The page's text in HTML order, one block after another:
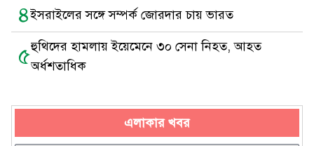
৪ইসরাইলের সঙ্গে সম্পর্ক জোরদার চায় ভারত
৫হুথিদের হামলায় ইয়েমেনে ৩০ সেনা নিহত, আহত
অর্ধশতাধিক
এলাকার খবর